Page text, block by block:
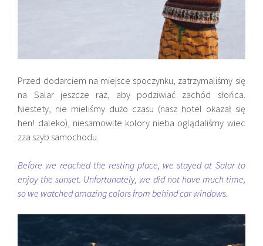
Przed dodarciem na miejsce spoczynku, zatrzymaliśmy się
na Salar jeszcze raz, aby podziwiać zachód słońca.
Niestety, nie mieliśmy dużo czasu (nasz hotel okazał się
hen! daleko), niesamowite kolory nieba oglądaliśmy wiec
zza szyb samochodu.
Before we reached the ​​resting place, we stayed at Salar to
enjoy the sunset. Unfortunately, we did not have much time,
so we watched amazing colors from behind car windows.